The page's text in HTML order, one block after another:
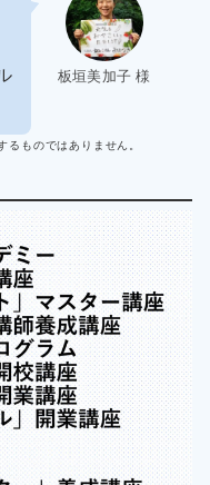
板垣美加子 様
ありません。